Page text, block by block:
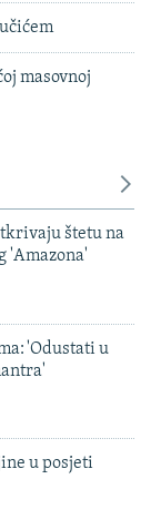
masovnoj
štetu na
'Amazona'
'Odustati u
u posjeti